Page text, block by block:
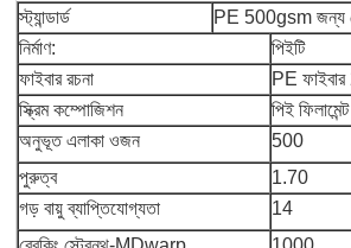
স্ট্যান্ডার্ড
PE 500gsm জন্য
নির্মাণ:
পিইটি
ফাইবার রচনা
PE
স্ক্রিম কম্পোজিশন
পিই ফিলামেন্ট
অনুভূত এলাকা ওজন
500
পুরুত্ব 1.70
গড় বায়ু ব্যাপ্তিযোগ্যতা
14